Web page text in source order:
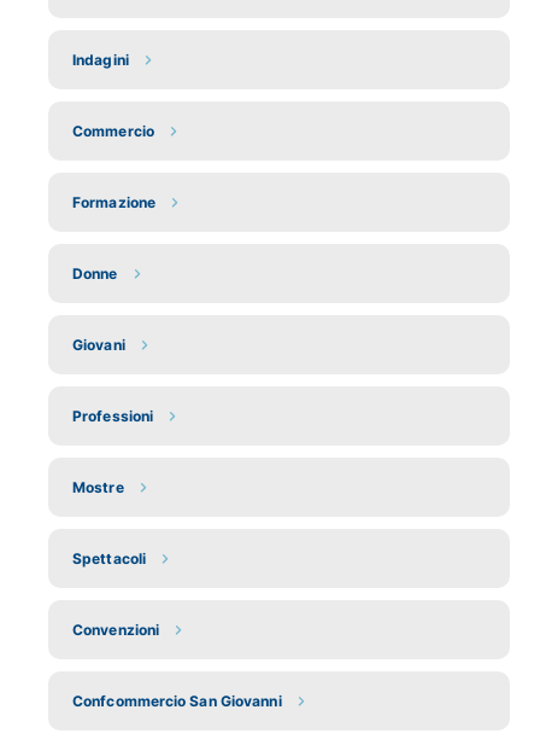
Indagini
Commercio
Formazione
Donne
Giovani
Professioni
Mostre
Spettacoli
Convenzioni
Confcommercio San Giovanni